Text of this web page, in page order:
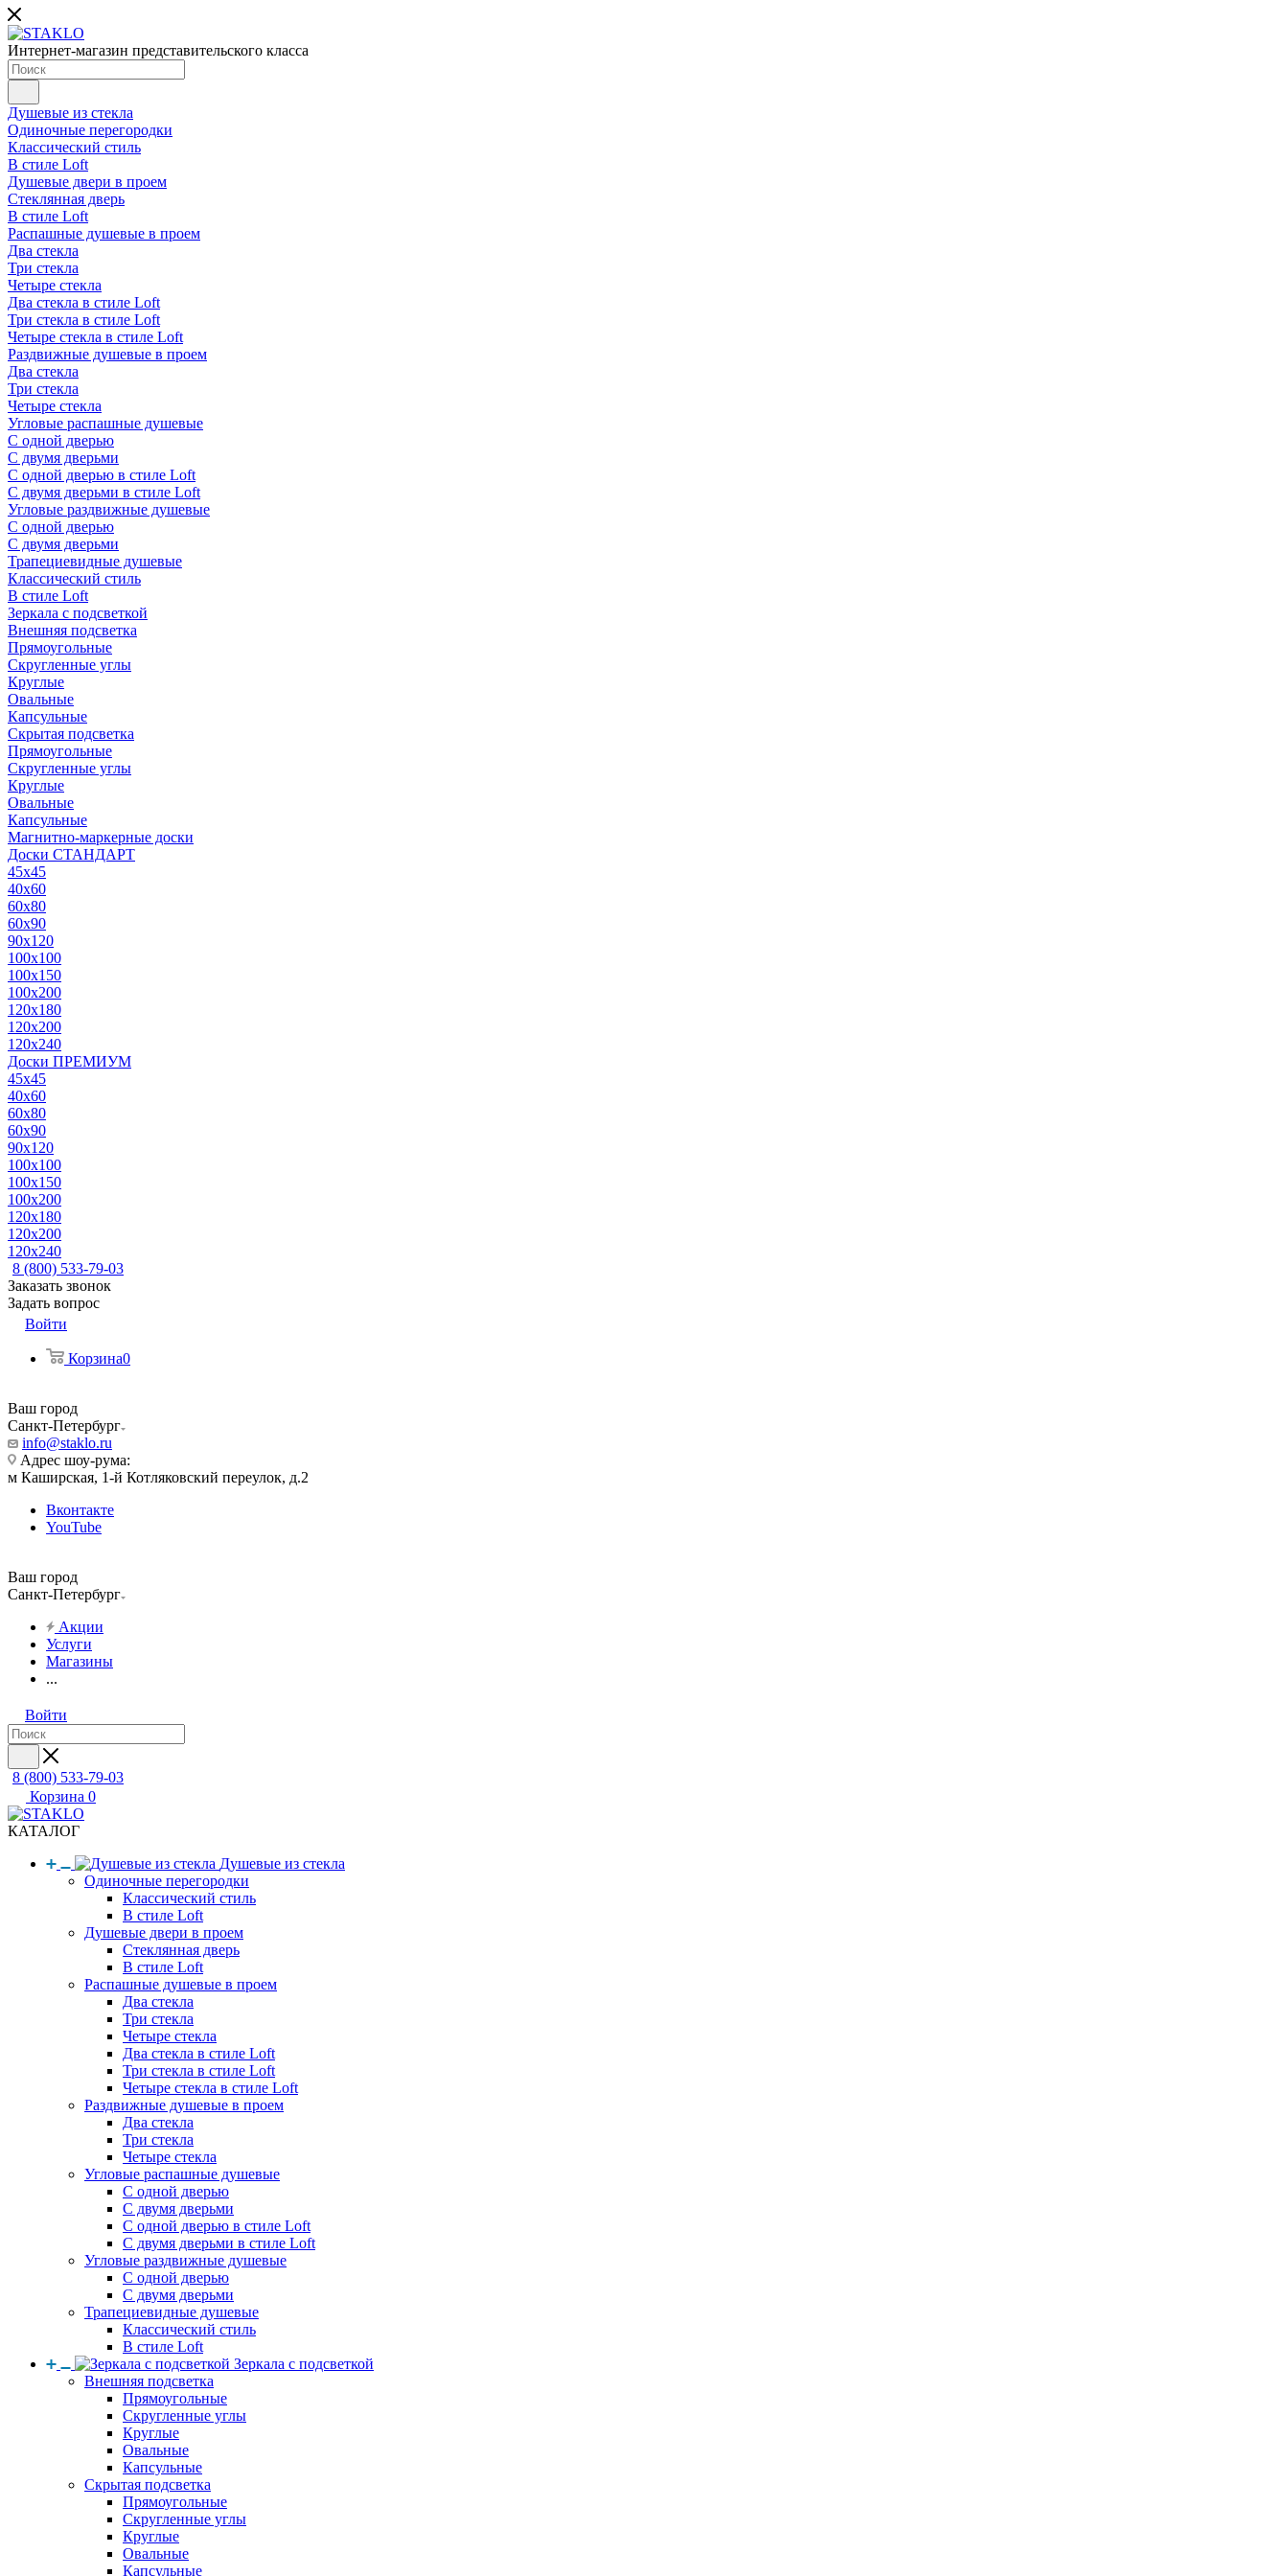
Интернет-магазин представительского класса
Душевые из стекла
Одиночные перегородки
Классический стиль
В стиле Loft
Душевые двери в проем
Стеклянная дверь
В стиле Loft
Распашные душевые в проем
Два стекла
Три стекла
Четыре стекла
Два стекла в стиле Loft
Три стекла в стиле Loft
Четыре стекла в стиле Loft
Раздвижные душевые в проем
Два стекла
Три стекла
Четыре стекла
Угловые распашные душевые
С одной дверью
С двумя дверьми
С одной дверью в стиле Loft
С двумя дверьми в стиле Loft
Угловые раздвижные душевые
С одной дверью
С двумя дверьми
Трапециевидные душевые
Классический стиль
В стиле Loft
Зеркала с подсветкой
Внешняя подсветка
Прямоугольные
Скругленные углы
Круглые
Овальные
Капсульные
Скрытая подсветка
Прямоугольные
Скругленные углы
Круглые
Овальные
Капсульные
Магнитно-маркерные доски
Доски СТАНДАРТ
45x45
40x60
60x80
60x90
90x120
100x100
100x150
100x200
120x180
120x200
120x240
Доски ПРЕМИУМ
45x45
40x60
60x80
60x90
90x120
100x100
100x150
100x200
120x180
120x200
120x240
8 (800) 533-79-03
Заказать звонок
Задать вопрос
Войти
Корзина0
Ваш город
Санкт-Петербург
info@staklo.ru
Адрес шоу-рума:
м Каширская, 1-й Котляковский переулок, д.2
Вконтакте
YouTube
Ваш город
Санкт-Петербург
Акции
Услуги
Магазины
...
Войти
8 (800) 533-79-03
Корзина 0
КАТАЛОГ
Душевые из стекла
Одиночные перегородки
Классический стиль
В стиле Loft
Душевые двери в проем
Стеклянная дверь
В стиле Loft
Распашные душевые в проем
Два стекла
Три стекла
Четыре стекла
Два стекла в стиле Loft
Три стекла в стиле Loft
Четыре стекла в стиле Loft
Раздвижные душевые в проем
Два стекла
Три стекла
Четыре стекла
Угловые распашные душевые
С одной дверью
С двумя дверьми
С одной дверью в стиле Loft
С двумя дверьми в стиле Loft
Угловые раздвижные душевые
С одной дверью
С двумя дверьми
Трапециевидные душевые
Классический стиль
В стиле Loft
Зеркала с подсветкой
Внешняя подсветка
Прямоугольные
Скругленные углы
Круглые
Овальные
Капсульные
Скрытая подсветка
Прямоугольные
Скругленные углы
Круглые
Овальные
Капсульные